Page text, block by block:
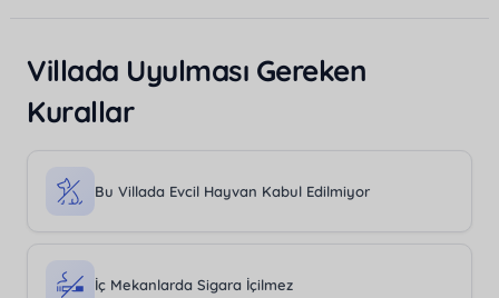
Villada Uyulması Gereken
Kurallar
Bu Villada Evcil Hayvan Kabul Edilmiyor
İç Mekanlarda Sigara İçilmez